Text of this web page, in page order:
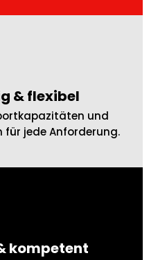
& flexibel
und
für jede Anforderung.
kompetent